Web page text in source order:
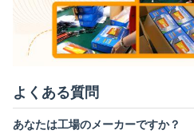
よくある質問
あなたは工場のメーカーですか？